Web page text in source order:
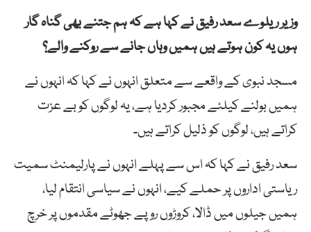
وزیر ریلوے سعد رفیق نے کہا ہے کہ ہم جتنے بھی گناہ گار
ہوں یہ کون ہوتے ہیں ہمیں وہاں جانے سے روکنے والے؟
مسجد نبوی کے واقعے سے متعلق انہوں نے کہا کہ انہوں نے
ہمیں بولنے کیلئے مجبور کردیا ہے، یہ لوگوں کو بے عزت
کراتے ہیں، لوگوں کو ذلیل کراتے ہیں۔
سعد رفیق نے کہا کہ اس سے پہلے انہوں نے پارلیمنٹ سمیت
ریاستی اداروں پر حملے کیے، انہوں نے سیاسی انتقام لیا،
ہمیں جیلوں میں ڈالا، کروڑوں روپے جھوٹے مقدموں پر خرچ